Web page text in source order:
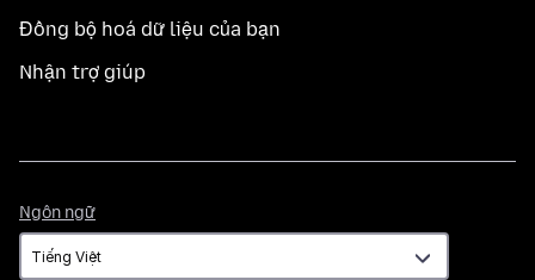
Đồng bộ hoá dữ liệu của bạn
Nhận trợ giúp
Ngôn ngữ
ngữ